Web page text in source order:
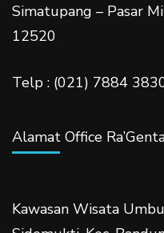
Simatupang – Pasar
12520
Telp : (021) 7884
Alamat Office
Kawasan Wisata